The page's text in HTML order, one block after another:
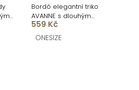
Bordó elegantní triko
AVANNE s dlouhým
rukávem a výstřihem
559 Kč
ONESIZE